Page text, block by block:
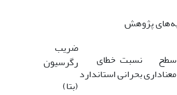
سطح
معناداری
نسبت
بحرانی
خطای
استاندارد
ضریب
رگرسیون
(بتا)